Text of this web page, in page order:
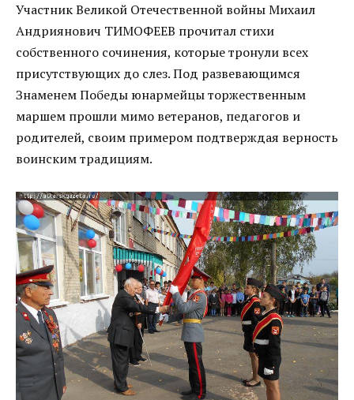
Участник Великой Отечественной войны Михаил
Андриянович ТИМОФЕЕВ прочитал стихи
собственного сочинения, которые тронули всех
присутствующих до слез. Под развевающимся
Знаменем Победы юнармейцы торжественным
маршем прошли мимо ветеранов, педагогов и
родителей, своим примером подтверждая верность
воинским традициям.